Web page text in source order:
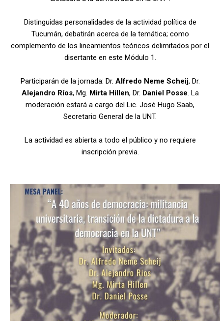
Distinguidas personalidades de la actividad política de
Tucumán, debatirán acerca de la temática; como
complemento de los lineamientos teóricos delimitados por el
disertante en este Módulo 1.
Participarán de la jornada: Dr. Alfredo Neme Scheij, Dr.
Alejandro Ríos, Mg. Mirta Hillen, Dr. Daniel Posse. La
moderación estará a cargo del Lic. José Hugo Saab,
Secretario General de la UNT.
La actividad es abierta a todo el público y no requiere
inscripción previa.